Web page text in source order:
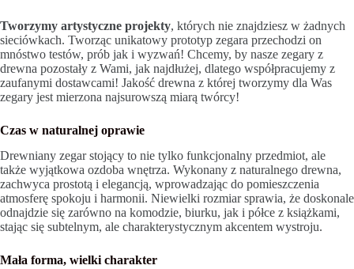
Tworzymy artystyczne projekty, których nie znajdziesz w żadnych
sieciówkach. Tworząc unikatowy prototyp zegara przechodzi on
mnóstwo testów, prób jak i wyzwań! Chcemy, by nasze zegary z
drewna pozostały z Wami, jak najdłużej, dlatego współpracujemy z
zaufanymi dostawcami! Jakość drewna z której tworzymy dla Was
zegary jest mierzona najsurowszą miarą twórcy!
Czas w naturalnej oprawie
Drewniany zegar stojący to nie tylko funkcjonalny przedmiot, ale
także wyjątkowa ozdoba wnętrza. Wykonany z naturalnego drewna,
zachwyca prostotą i elegancją, wprowadzając do pomieszczenia
atmosferę spokoju i harmonii. Niewielki rozmiar sprawia, że doskonale
odnajdzie się zarówno na komodzie, biurku, jak i półce z książkami,
stając się subtelnym, ale charakterystycznym akcentem wystroju.
Mała forma, wielki charakter